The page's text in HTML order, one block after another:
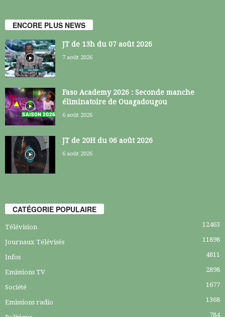
ENCORE PLUS NEWS
JT de 13h du 07 août 2026
7 août 2026
Faso Academy 2026 : Seconde manche
éliminatoire de Ouagadougou
6 août 2026
JT de 20H du 06 août 2026
6 août 2026
CATÉGORIE POPULAIRE
Télévision 12463
Journaux Télévisés 11898
Infos 4811
Emissions TV 2898
Société 1677
Emissions radio 1368
784